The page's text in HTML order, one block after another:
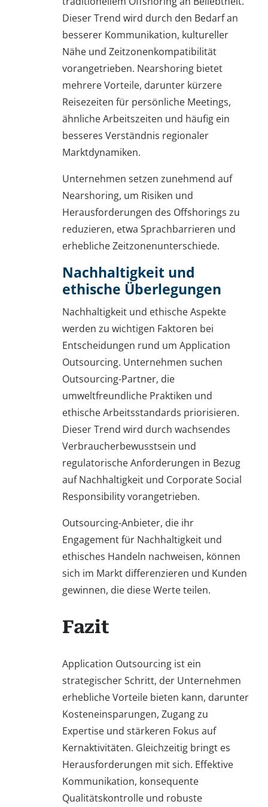
Dieser Trend wird durch den Bedarf an
besserer Kommunikation, kultureller
Nähe und Zeitzonenkompatibilität
vorangetrieben. Nearshoring bietet
mehrere Vorteile, darunter kürzere
Reisezeiten für persönliche Meetings,
ähnliche Arbeitszeiten und häufig ein
besseres Verständnis regionaler
Marktdynamiken.
Unternehmen setzen zunehmend auf
Nearshoring, um Risiken und
Herausforderungen des Offshorings zu
reduzieren, etwa Sprachbarrieren und
erhebliche Zeitzonenunterschiede.
Nachhaltigkeit und
ethische Überlegungen
Nachhaltigkeit und ethische Aspekte
werden zu wichtigen Faktoren bei
Entscheidungen rund um Application
Outsourcing. Unternehmen suchen
Outsourcing-Partner, die
umweltfreundliche Praktiken und
ethische Arbeitsstandards priorisieren.
Dieser Trend wird durch wachsendes
Verbraucherbewusstsein und
regulatorische Anforderungen in Bezug
auf Nachhaltigkeit und Corporate Social
Responsibility vorangetrieben.
Outsourcing-Anbieter, die ihr
Engagement für Nachhaltigkeit und
ethisches Handeln nachweisen, können
sich im Markt differenzieren und Kunden
gewinnen, die diese Werte teilen.
Fazit
Application Outsourcing ist ein
strategischer Schritt, der Unternehmen
erhebliche Vorteile bieten kann, darunter
Kosteneinsparungen, Zugang zu
Expertise und stärkeren Fokus auf
Kernaktivitäten. Gleichzeitig bringt es
Herausforderungen mit sich. Effektive
Kommunikation, konsequente
Qualitätskontrolle und robuste